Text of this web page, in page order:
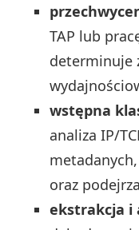
TAP lub
determinuje
wstępna
analiza IP/
oraz
ekstrakcja i